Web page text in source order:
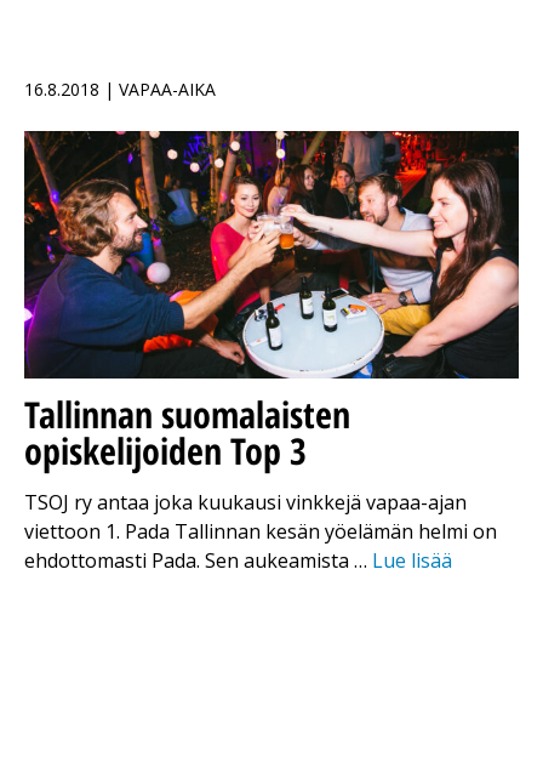
16.8.2018 | VAPAA-AIKA
Tallinnan suomalaisten
opiskelijoiden Top 3
TSOJ ry antaa joka kuukausi vinkkejä vapaa-ajan
viettoon 1. Pada Tallinnan kesän yöelämän helmi on
ehdottomasti Pada. Sen aukeamista … Lue lisää